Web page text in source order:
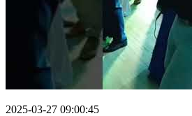
2025-03-27 09:00:45